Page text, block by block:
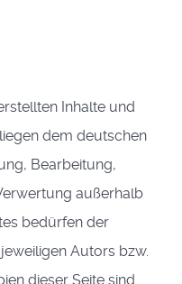
Inhalte und
dem deutschen
Bearbeitung,
außerhalb
bedürfen der
Autors bzw.
dieser Seite sind